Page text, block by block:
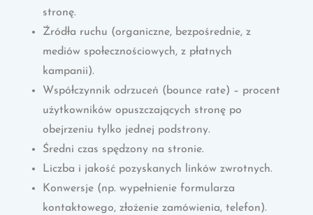
stronę.
Źródła ruchu (organiczne, bezpośrednie, z
mediów społecznościowych, z płatnych
kampanii).
Współczynnik odrzuceń (bounce rate) – procent
użytkowników opuszczających stronę po
obejrzeniu tylko jednej podstrony.
Średni czas spędzony na stronie.
Liczba i jakość pozyskanych linków zwrotnych.
Konwersje (np. wypełnienie formularza
kontaktowego, złożenie zamówienia, telefon).